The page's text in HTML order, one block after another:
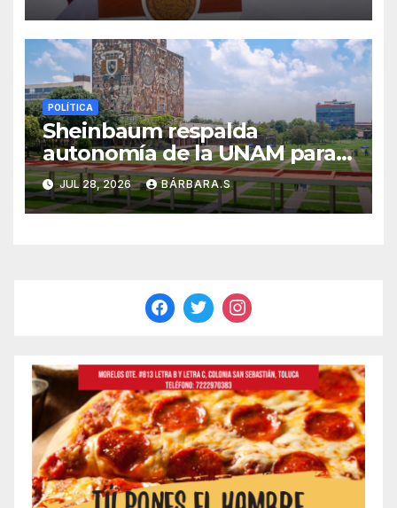
POLÍTICA
Sheinbaum respalda
autonomía de la UNAM para
resolver polémica por
examen de ingreso
JUL 28, 2026 BÁRBARA.S